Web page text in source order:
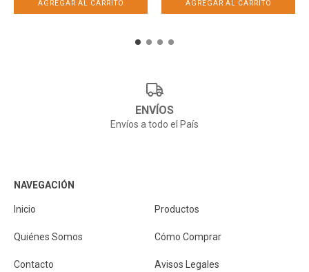
ENVÍOS
Envíos a todo el País
NAVEGACIÓN
Inicio Productos
Quiénes Somos Cómo Comprar
Contacto Avisos Legales